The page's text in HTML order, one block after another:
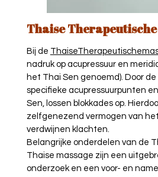
ThaiseTherapeutische
Bij de
nadruk op acupressuur en
het Thai Sen genoemd). Door
specifieke acupressuurpunten
Sen, lossen blokkades op.
zelfgenezend vermogen van
verdwijnen klachten.
Belangrijke onderdelen van de
Thaise massage zijn een
onderzoek en een voor- en